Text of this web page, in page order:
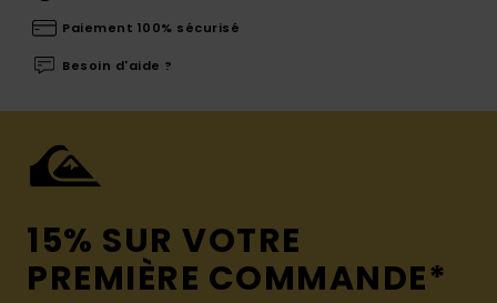
Paiement 100% sécurisé
Besoin d'aide ?
15% SUR VOTRE
PREMIÈRE COMMANDE*